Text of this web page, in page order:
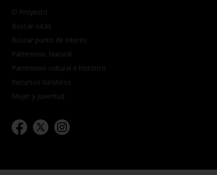
El Proyecto
Buscar rutas
Buscar punto de interés
Patrimonio Natural
Patrimonio cultural e histórico
Recursos turísticos
Mujer y Juventud